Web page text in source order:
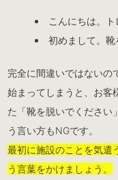
こんにちは。ト
初めまして。靴
完全に間違いではないの
始まってしまうと、お客
た「靴を脱いでください
う言い方もNGです。
最初に施設のことを気遣
う言葉をかけましょう。